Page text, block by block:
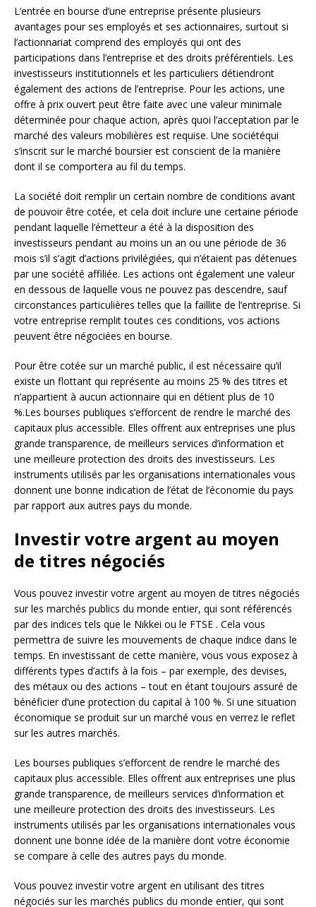
L’entrée en bourse d’une entreprise présente plusieurs
avantages pour ses employés et ses actionnaires, surtout si
l’actionnariat comprend des employés qui ont des
participations dans l’entreprise et des droits préférentiels. Les
investisseurs institutionnels et les particuliers détiendront
également des actions de l’entreprise. Pour les actions, une
offre à prix ouvert peut être faite avec une valeur minimale
déterminée pour chaque action, après quoi l’acceptation par le
marché des valeurs mobilières est requise. Une sociétéqui
s’inscrit sur le marché boursier est conscient de la manière
dont il se comportera au fil du temps.
La société doit remplir un certain nombre de conditions avant
de pouvoir être cotée, et cela doit inclure une certaine période
pendant laquelle l’émetteur a été à la disposition des
investisseurs pendant au moins un an ou une période de 36
mois s’il s’agit d’actions privilégiées, qui n’étaient pas détenues
par une société affiliée. Les actions ont également une valeur
en dessous de laquelle vous ne pouvez pas descendre, sauf
circonstances particulières telles que la faillite de l’entreprise. Si
votre entreprise remplit toutes ces conditions, vos actions
peuvent être négociées en bourse.
Pour être cotée sur un marché public, il est nécessaire qu’il
existe un flottant qui représente au moins 25 % des titres et
n’appartient à aucun actionnaire qui en détient plus de 10
%.Les bourses publiques s’efforcent de rendre le marché des
capitaux plus accessible. Elles offrent aux entreprises une plus
grande transparence, de meilleurs services d’information et
une meilleure protection des droits des investisseurs. Les
instruments utilisés par les organisations internationales vous
donnent une bonne indication de l’état de l’économie du pays
par rapport aux autres pays du monde.
Investir votre argent au moyen
de titres négociés
Vous pouvez investir votre argent au moyen de titres négociés
sur les marchés publics du monde entier, qui sont référencés
par des indices tels que le Nikkei ou le FTSE . Cela vous
permettra de suivre les mouvements de chaque indice dans le
temps. En investissant de cette manière, vous vous exposez à
différents types d’actifs à la fois – par exemple, des devises,
des métaux ou des actions – tout en étant toujours assuré de
bénéficier d’une protection du capital à 100 %. Si une situation
économique se produit sur un marché vous en verrez le reflet
sur les autres marchés.
Les bourses publiques s’efforcent de rendre le marché des
capitaux plus accessible. Elles offrent aux entreprises une plus
grande transparence, de meilleurs services d’information et
une meilleure protection des droits des investisseurs. Les
instruments utilisés par les organisations internationales vous
donnent une bonne idée de la manière dont votre économie
se compare à celle des autres pays du monde.
Vous pouvez investir votre argent en utilisant des titres
négociés sur les marchés publics du monde entier, qui sont